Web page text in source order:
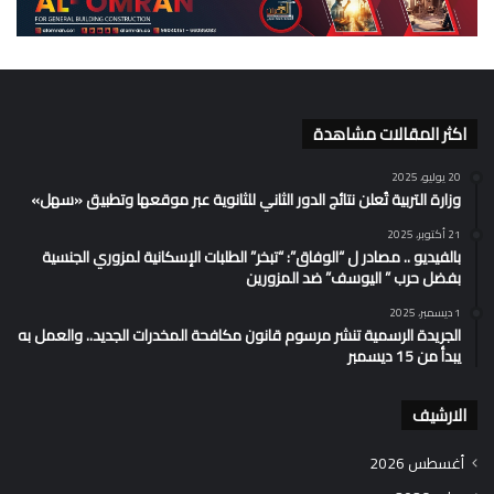
اكثر المقالات مشاهدة
20 يوليو، 2025
وزارة التربية تُعلن نتائج الدور الثاني للثانوية عبر موقعها وتطبيق «سهل»
21 أكتوبر، 2025
بالفيديو .. مصادر ل “الوفاق”: “تبخر” الطلبات الإسكانية لمزوري الجنسية
بفضل حرب ” اليوسف” ضد المزورين
1 ديسمبر، 2025
الجريدة الرسمية تنشر مرسوم قانون مكافحة المخدرات الجديد.. والعمل به
يبدأ من 15 ديسمبر
الارشيف
أغسطس 2026